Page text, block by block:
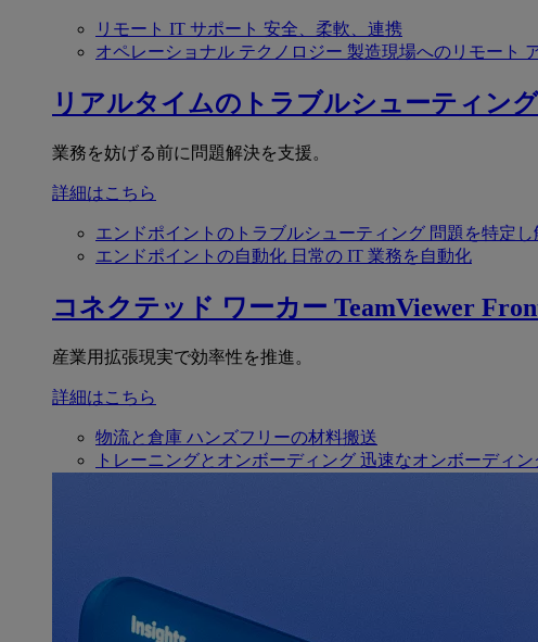
リモート IT サポート 安全、柔軟、連携
オペレーショナル テクノロジー 製造現場へのリモート
リアルタイムのトラブルシューティング
業務を妨げる前に問題解決を支援。
詳細はこちら
エンドポイントのトラブルシューティング 問題を特定し
エンドポイントの自動化 日常の IT 業務を自動化
コネクテッド ワーカー TeamViewer
産業用拡張現実で効率性を推進。
詳細はこちら
物流と倉庫 ハンズフリーの材料搬送
トレーニングとオンボーディング 迅速なオンボーディ